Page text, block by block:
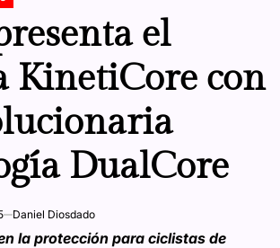
el
KinetiCore con
DualCore
Daniel Diosdado
la protección para ciclistas de